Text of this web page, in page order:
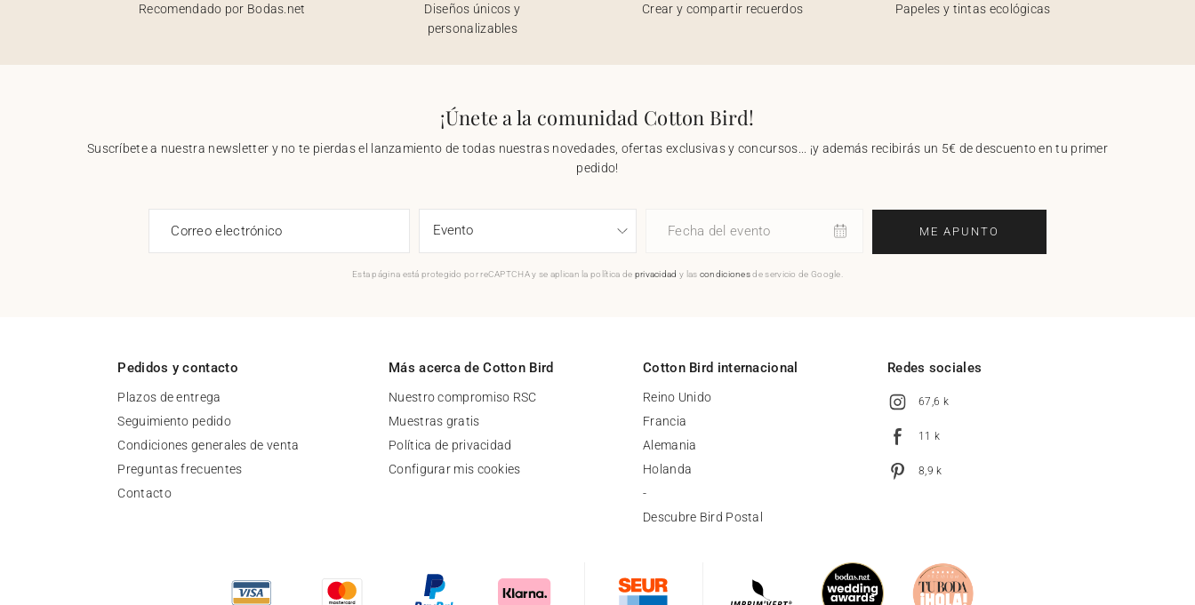
Recomendado por Bodas.net
Diseños únicos y
personalizables
Crear y compartir recuerdos Papeles y tintas ecológicas
¡Únete a la comunidad Cotton Bird!
Suscríbete a nuestra newsletter y no te pierdas el lanzamiento de todas nuestras novedades, ofertas exclusivas y concursos... ¡y además recibirás un 5€ de descuento en tu primer
pedido!
Correo electrónico Fecha del evento ME APUNTO
Esta página está protegido por reCAPTCHA y se aplican la política de privacidad y las condicionesde servicio de Google.
Pedidos y contacto
Plazos de entrega
Seguimiento pedido
Condiciones generales de venta
Preguntas frecuentes
Contacto
Más acerca de Cotton Bird
Nuestro compromiso RSC
Muestras gratis
Política de privacidad
Configurar mis cookies
Cotton Bird internacional
Reino Unido
Francia
Alemania
Holanda
-
Descubre Bird Postal
Redes sociales
67,6 k
11 k
8,9 k